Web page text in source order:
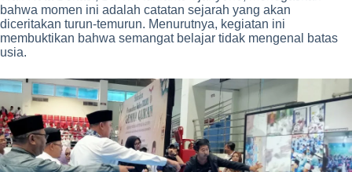
bahwa momen ini adalah catatan sejarah yang akan
diceritakan turun-temurun. Menurutnya, kegiatan ini
membuktikan bahwa semangat belajar tidak mengenal batas
usia.